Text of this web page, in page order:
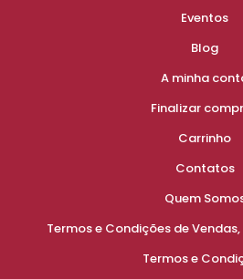
Eventos
Blog
A minha
Finalizar
Carrinho
Contatos
Quem
Termos e Condições de
Termos e